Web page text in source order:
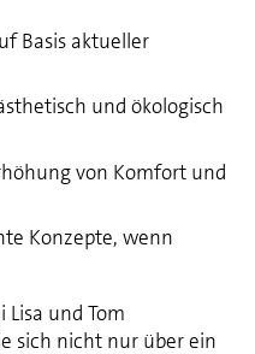
Basis aktueller
und ökologisch
von Komfort und
Konzepte, wenn
und Tom
sich nicht nur über ein